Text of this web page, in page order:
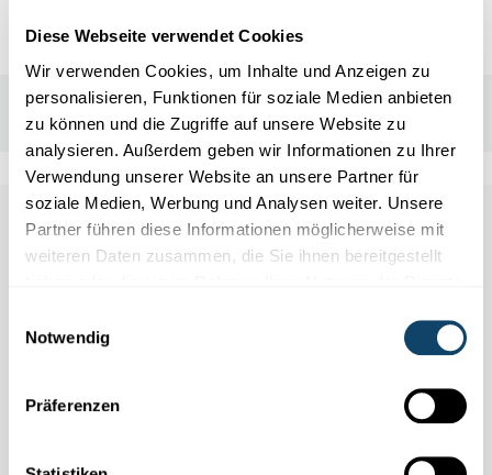
Diese Webseite verwendet Cookies
Wir verwenden Cookies, um Inhalte und Anzeigen zu
personalisieren, Funktionen für soziale Medien anbieten
zu können und die Zugriffe auf unsere Website zu
analysieren. Außerdem geben wir Informationen zu Ihrer
Verwendung unserer Website an unsere Partner für
soziale Medien, Werbung und Analysen weiter. Unsere
Partner führen diese Informationen möglicherweise mit
weiteren Daten zusammen, die Sie ihnen bereitgestellt
Notwendig
Präferenzen
Other scientific events
11.04
31.10